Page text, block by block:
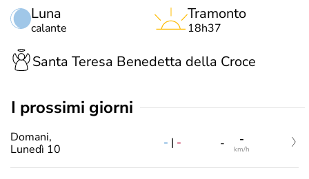
Luna
calante
Tramonto
18h37
Santa Teresa Benedetta della Croce
i prossimi giorni
Domani,
Lunedì 10
- | - - -
km/h